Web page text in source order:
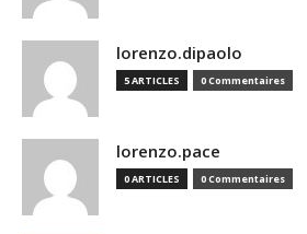
lorenzo.dipaolo
5 ARTICLES 0 Commentaires
lorenzo.pace
0 ARTICLES 0 Commentaires